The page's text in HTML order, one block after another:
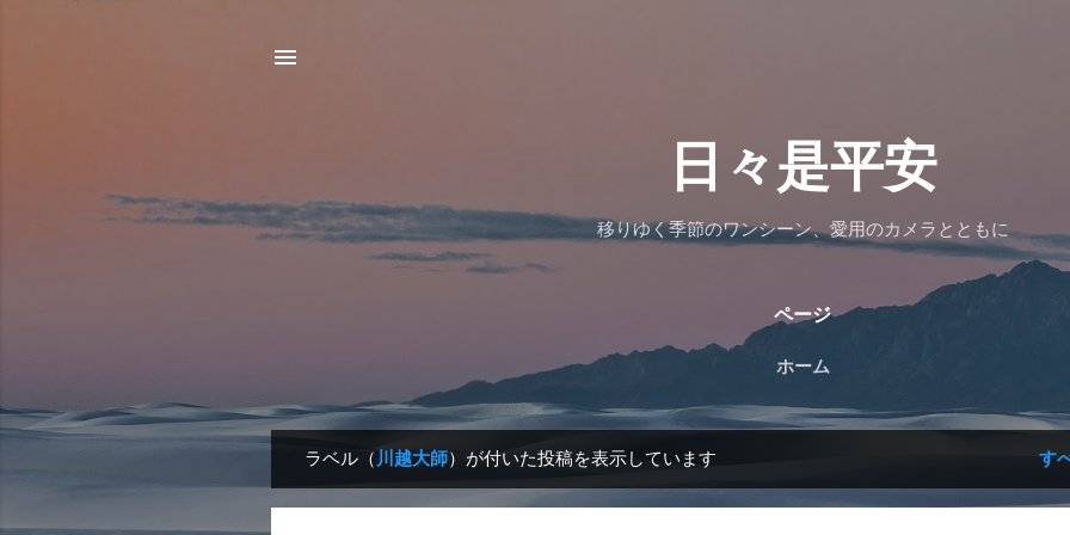
日々是平安
移りゆく季節のワンシーン、愛用のカメラとともに
ページ
ホーム
稿
ラベル（ 川越大師）が付いた投稿を表示しています す